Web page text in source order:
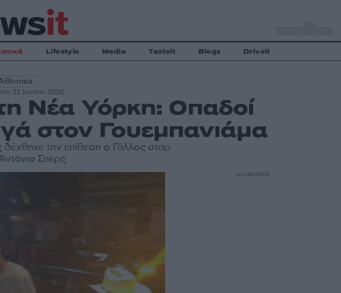
Lifestyle Media Tasteit Blogs Driveit
11 Ιουνίου 2026
Νέα Υόρκη: Οπαδοί
στον Γουεμπανιάμα
την επίθεση ο Γάλλος σταρ
Σπερς
ΔΙΑΦΗΜΙΣΗ